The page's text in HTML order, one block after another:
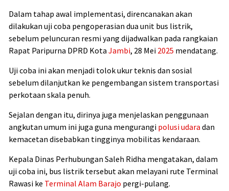
Dalam tahap awal implementasi, direncanakan akan
dilakukan uji coba pengoperasian dua unit bus listrik,
sebelum peluncuran resmi yang dijadwalkan pada rangkaian
Rapat Paripurna DPRD Kota Jambi, 28 Mei 2025 mendatang.
Uji coba ini akan menjadi tolok ukur teknis dan sosial
sebelum dilanjutkan ke pengembangan sistem transportasi
perkotaan skala penuh.
Sejalan dengan itu, dirinya juga menjelaskan penggunaan
angkutan umum ini juga guna mengurangi polusi udara dan
kemacetan disebabkan tingginya mobilitas kendaraan.
Kepala Dinas Perhubungan Saleh Ridha mengatakan, dalam
uji coba ini, bus listrik tersebut akan melayani rute Terminal
Rawasi ke Terminal Alam Barajo pergi-pulang.